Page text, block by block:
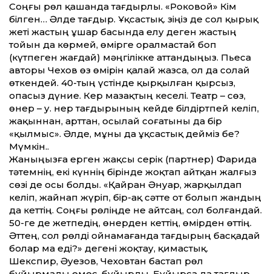
Соңғы рөл қашанда тағдырлы. «Роковой» Кім
білген… Әлде тағдыр. Ұқсастық. Өзіңіз де сол қырық
жеті жастың ұшар басында елу деген жастың
тойын да көрмей, өмірге оралмастай боп
(күтпеген жағдай) мәңгілікке ат­тандыңыз. Пьеса
авторы Чехов өз өмірін қалай жазса, ол да солай
өткендей. 40-тың үстінде қырқылған қырсыз,
опасыз дүние. Кер мазақтың кеселі. Театр – сөз,
өнер – у. Өнер тағдырының кейде білдіртпей келіп,
жақыннан, арт­тан, осылай соғатыны да бір
«қылмыс». Әлде, мұны да ұқсастық дейміз бе?
Мүмкін..
Жаныңызға ерген жақсы серік (партнер) Фарида
тәтемнің, екі күннің бірінде жоқтап айт­қан жалғыз
сөзі де осы болды. «Қайран Әнуар, жарқылдап
келіп, жайнап жүріп, бір-ақ сәт­те от болып жандың
да кет­тің. Соңғы рөліңде не айтсаң, сол болғандай.
50-ге де жетпедің, өнерден кет­тің, өмірден өт­тің.
Әт­тең, сол рөлді ойнамағанда тағдырың басқадай
болар ма еді?» дегені жоқтау, қимастық.
Шекспир, Әуезов, Чеховтан бастап рөл